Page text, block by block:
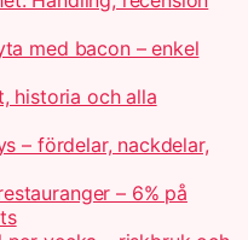
med bacon – enkel
historia och alla
– fördelar, nackdelar,
– 6% på